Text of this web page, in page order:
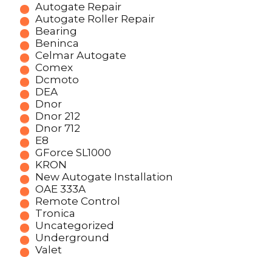
Autogate Repair
Autogate Roller Repair
Bearing
Beninca
Celmar Autogate
Comex
Dcmoto
DEA
Dnor
Dnor 212
Dnor 712
E8
GForce SL1000
KRON
New Autogate Installation
OAE 333A
Remote Control
Tronica
Uncategorized
Underground
Valet